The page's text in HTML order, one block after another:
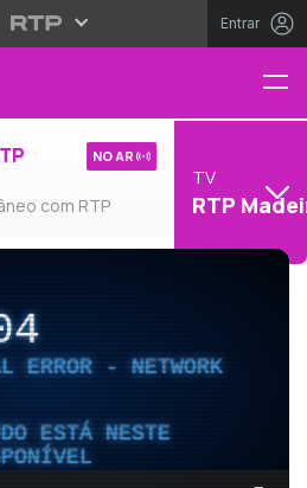
Entrar
com RTP
NO AR
TV
RTP
ERROR - NETWORK
ESTÁ NESTE